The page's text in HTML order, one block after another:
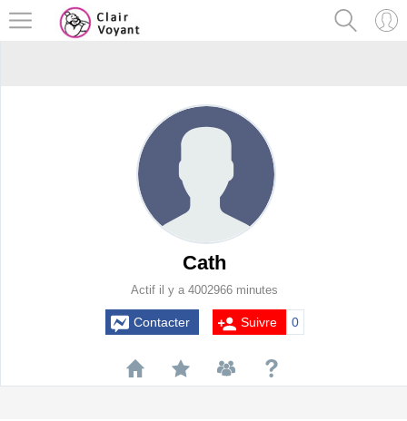
Cath
Actif il y a 4002966 minutes
Contacter Suivre 0